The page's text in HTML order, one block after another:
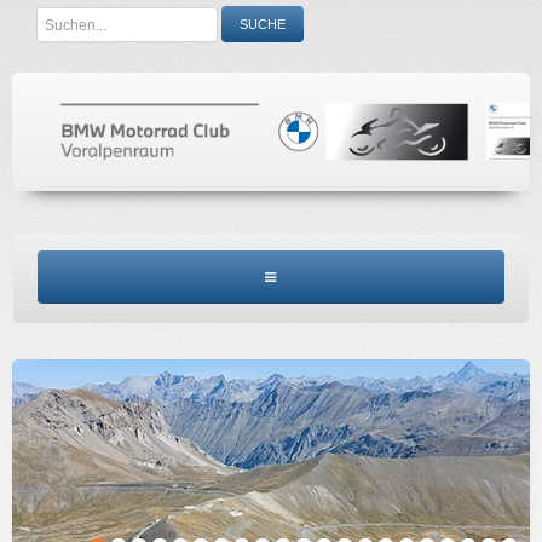
Search
...
SUCHE
CLUBINFO
TERMINE
ACCESSORIES